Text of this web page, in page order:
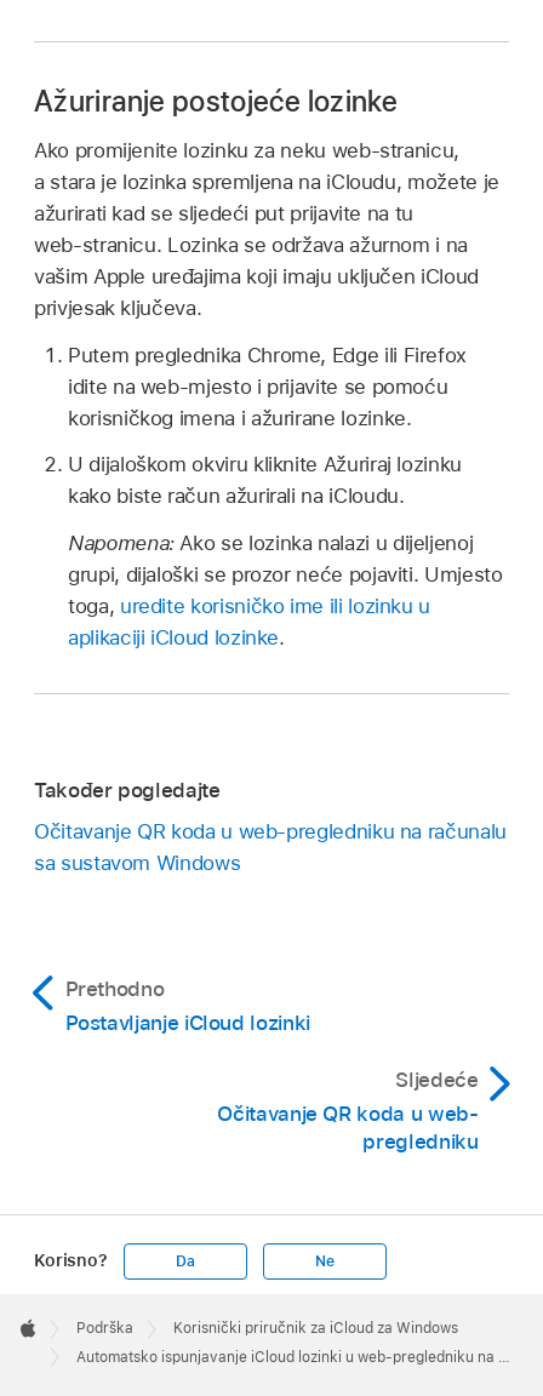
Ažuriranje postojeće lozinke
Ako promijenite lozinku za neku web‑stranicu,
a stara je lozinka spremljena na iCloudu, možete je
ažurirati kad se sljedeći put prijavite na tu
web‑stranicu. Lozinka se održava ažurnom i na
vašim Apple uređajima koji imaju uključen iCloud
privjesak ključeva.
Putem preglednika Chrome, Edge ili Firefox
idite na web-mjesto i prijavite se pomoću
korisničkog imena i ažurirane lozinke.
U dijaloškom okviru kliknite Ažuriraj lozinku
kako biste račun ažurirali na iCloudu.
Napomena:Ako se lozinka nalazi u dijeljenoj
grupi, dijaloški se prozor neće pojaviti. Umjesto
toga, uredite korisničko ime ili lozinku u
aplikaciji iCloud lozinke.
Također pogledajte
Očitavanje QR koda u web-pregledniku na računalu
sa sustavom Windows
Prethodno
Postavljanje iCloud lozinki
Sljedeće
Očitavanje QR koda u web-
pregledniku
Korisno? Da Ne
Footer

Apple
Podrška
Korisnički priručnik za iCloud za Windows
Automatsko ispunjavanje iCloud lozinki u web‑pregledniku na Windows računalu